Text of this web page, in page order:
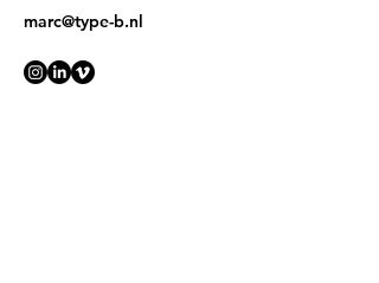
marc@type-b.nl